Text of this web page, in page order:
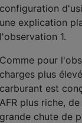
configuration
une explication
l'observation 1.
Comme pour
charges plus
carburant est
AFR plus riche,
grande chute de